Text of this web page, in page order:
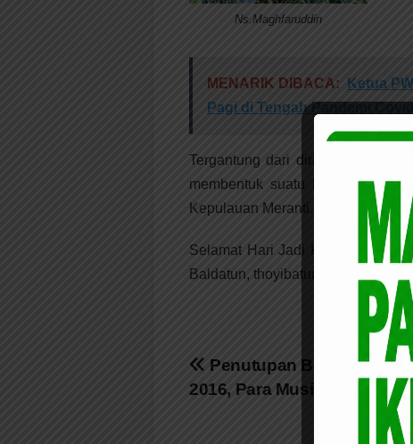
Ns.Maghfaruddin
MENARIK DIBACA:
Ketua
Pagi di Tengah Pandemi Covid
Tergantung dari diri individu
membentuk suatu kumpulan
Kepulauan Meranti.
Selamat Hari Jadi Kab.
Baldatun, thoyibatun wa Robbun
Navigasi
pos
Penutupan Bokor World
2016, Para Musisi Merasa